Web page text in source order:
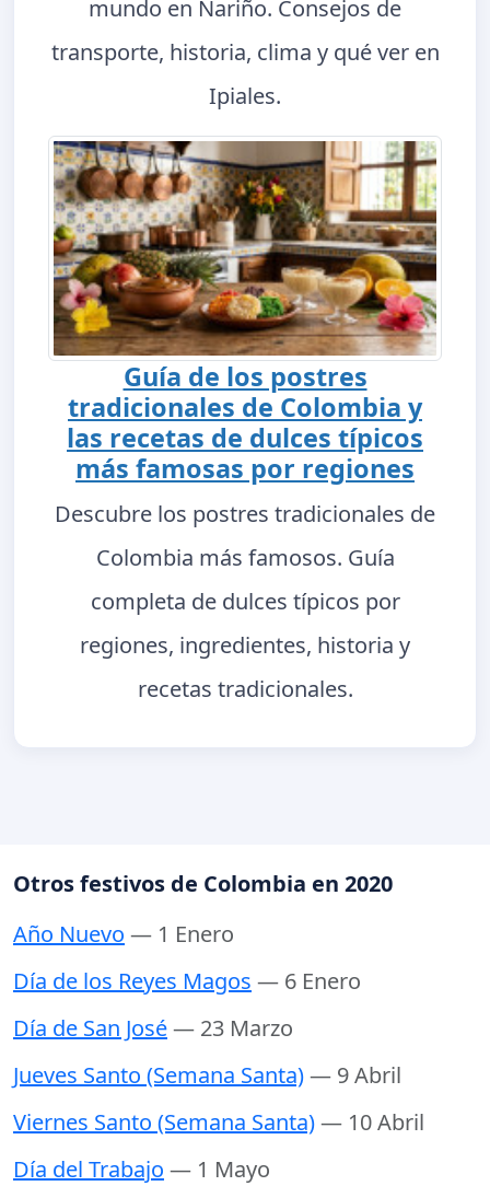
mundo en Nariño. Consejos de
transporte, historia, clima y qué ver en
Ipiales.
Guía de los postres
tradicionales de Colombia y
las recetas de dulces típicos
más famosas por regiones
Descubre los postres tradicionales de
Colombia más famosos. Guía
completa de dulces típicos por
regiones, ingredientes, historia y
recetas tradicionales.
Otros festivos de Colombia en 2020
Año Nuevo — 1 Enero
Día de los Reyes Magos — 6 Enero
Día de San José— 23 Marzo
Jueves Santo (Semana Santa)— 9 Abril
Viernes Santo (Semana Santa)— 10 Abril
Día del Trabajo — 1 Mayo